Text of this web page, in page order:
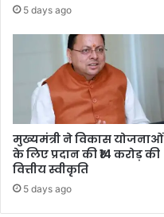
5 days ago
मुख्यमंत्री ने विकास योजनाओं
के लिए प्रदान की ₹14 करोड़ की
वित्तीय स्वीकृति
5 days ago